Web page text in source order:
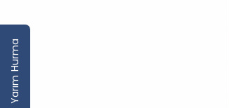
Yarım Hurma